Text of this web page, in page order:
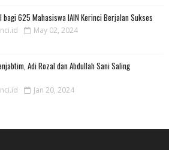
bagi 625 Mahasiswa IAIN Kerinci Berjalan Sukses
May 02, 2024
Adi Rozal dan Abdullah Sani Saling
Jan 20, 2024